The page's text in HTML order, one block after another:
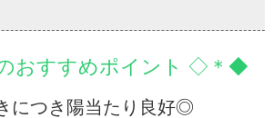
おすすめポイント ◇＊◆
につき陽当たり良好◎